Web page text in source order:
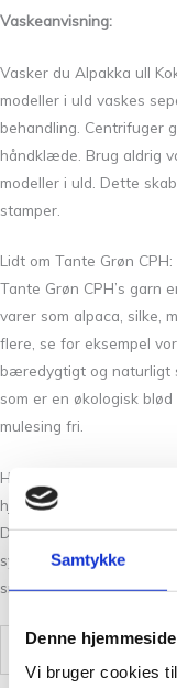
Samtykke
Denne
Vi bruger cookies
Vaskeanvisning:
Vasker du Alpakka ull
modeller i uld vaskes
behandling. Centrifuger
håndklæde. Brug aldrig
modeller i uld. Dette
stamper.
Lidt om Tante Grøn CPH:
Tante Grøn CPH’s garn
varer som alpaca, silke,
flere, se for eksempel
bæredygtigt og naturligt
som er en økologisk
mulesing fri.
Hos Tante Grøn CPH
hjælper dig gerne med
Du er altid velkommen i
syn for sagen og mærke
smil og stræber altid
Vægt